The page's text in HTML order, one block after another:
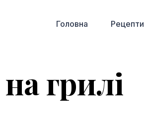
Головна Рецепти
грилі